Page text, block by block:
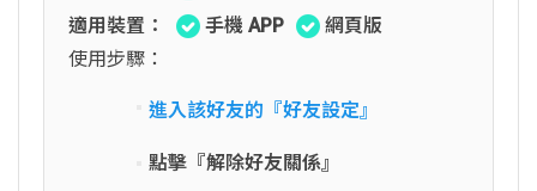
適用裝置：
手機 APP
網頁版
使用步驟：
進入該好友的『好友設定』
點擊『解除好友關係』